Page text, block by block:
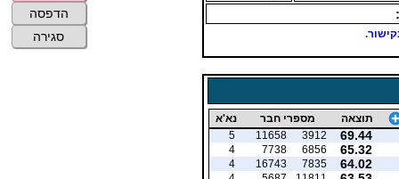
.
תוצאה מספרי חבר נא'א
69.44
3912
11658
5
65.32
6856
7738
4
64.02
7835
16743
4
הדפסה
סגירה